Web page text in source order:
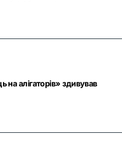
алігаторів» здивував